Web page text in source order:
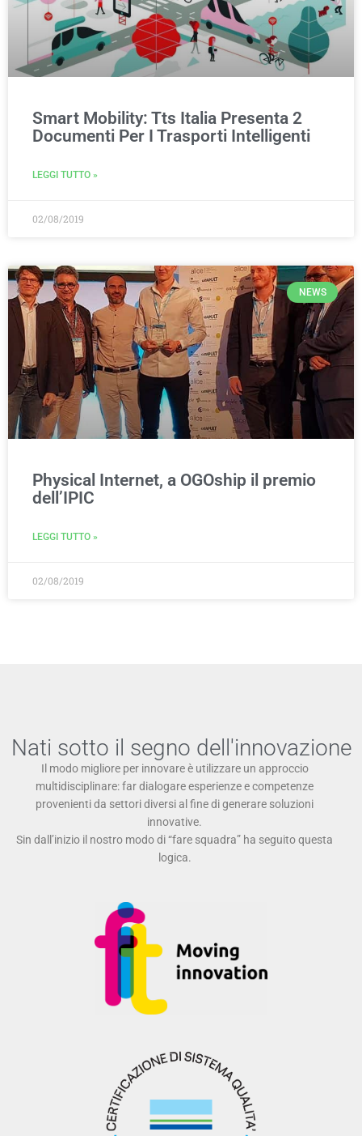
Smart Mobility: Tts Italia Presenta 2
Documenti Per I Trasporti Intelligenti
LEGGI TUTTO »
02/08/2019
NEWS
Physical Internet, a OGOship il premio
dell’IPIC
LEGGI TUTTO »
02/08/2019
Nati sotto il segno dell'innovazione
Il modo migliore per innovare è utilizzare un approccio
multidisciplinare: far dialogare esperienze e competenze
provenienti da settori diversi al fine di generare soluzioni
innovative.
Sin dall’inizio il nostro modo di “fare squadra” ha seguito questa
logica.